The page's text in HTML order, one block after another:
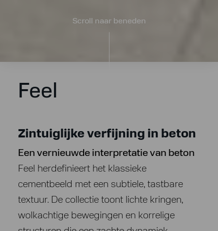
Scroll naar beneden
Feel
Zintuiglijke verfijning in beton
Een vernieuwde interpretatie van beton
Feel herdefinieert het klassieke
cementbeeld met een subtiele, tastbare
textuur. De collectie toont lichte kringen,
wolkachtige bewegingen en korrelige